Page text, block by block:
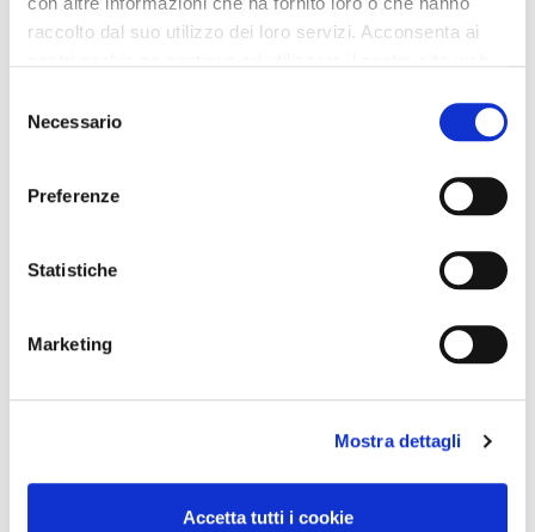
raccolto dal suo utilizzo dei loro servizi. Acconsenta ai
delNecessario
Preferenze
Statistiche
Marketing
Mostra dettagli
Accetta tutti i cookie